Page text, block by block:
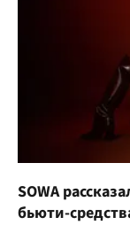
SOWA
бьюти-